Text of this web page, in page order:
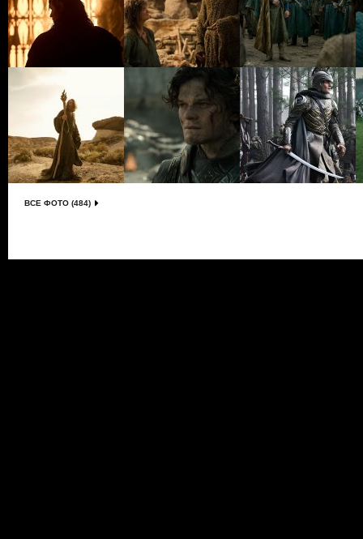
ВСЕ ФОТО (484)